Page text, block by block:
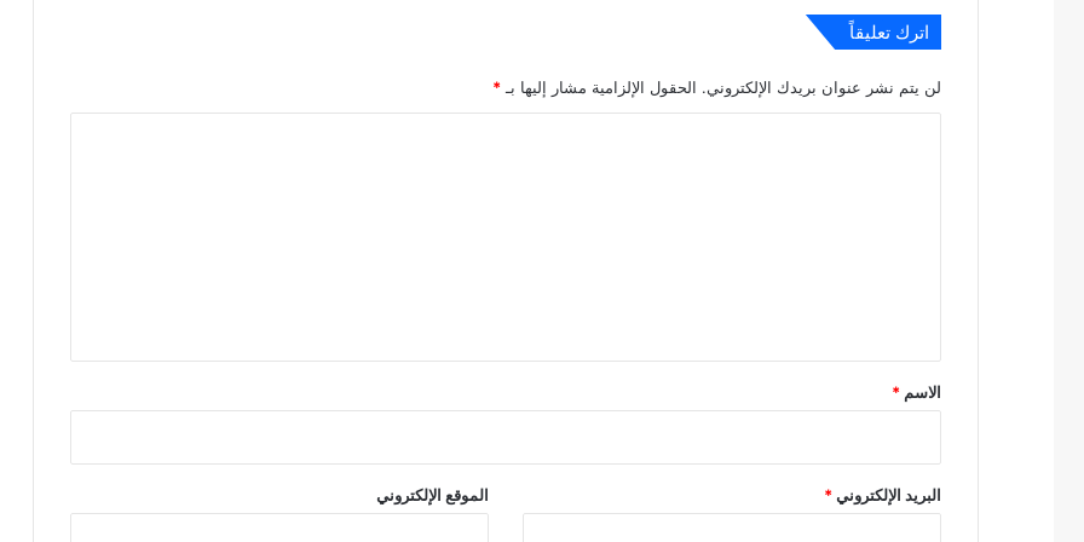
اترك تعليقاً
لن يتم نشر عنوان بريدك الإلكتروني. الحقول الإلزامية مشار إليها بـ *
*
الاسم *
البريد الإلكتروني* الموقع الإلكتروني